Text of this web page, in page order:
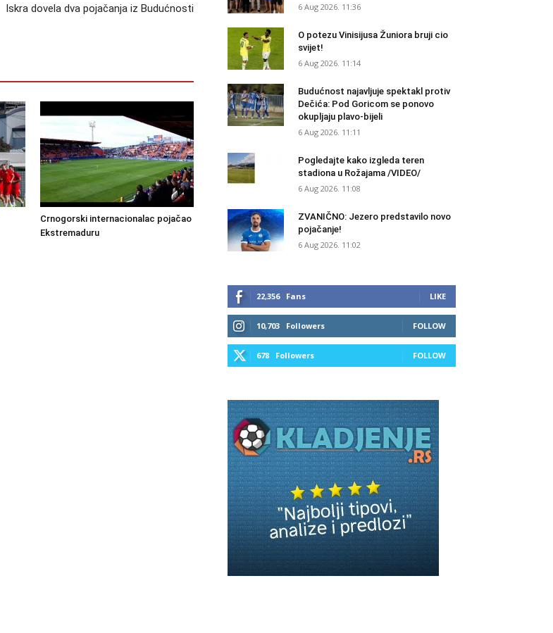
Iskra dovela dva pojačanja iz Budućnosti
Crnogorski internacionalac pojačao
Ekstremaduru
6 Aug 2026. 11:36
O potezu Vinisijusa Žuniora bruji cio
svijet!
6 Aug 2026. 11:14
Budućnost najavljuje spektakl protiv
Dečića: Pod Goricom se ponovo
okupljaju plavo-bijeli
6 Aug 2026. 11:11
Pogledajte kako izgleda teren
stadiona u Rožajama /VIDEO/
6 Aug 2026. 11:08
ZVANIČNO: Jezero predstavilo novo
pojačanje!
6 Aug 2026. 11:02
22,356 Fans LIKE
10,703 Followers FOLLOW
678 Followers FOLLOW